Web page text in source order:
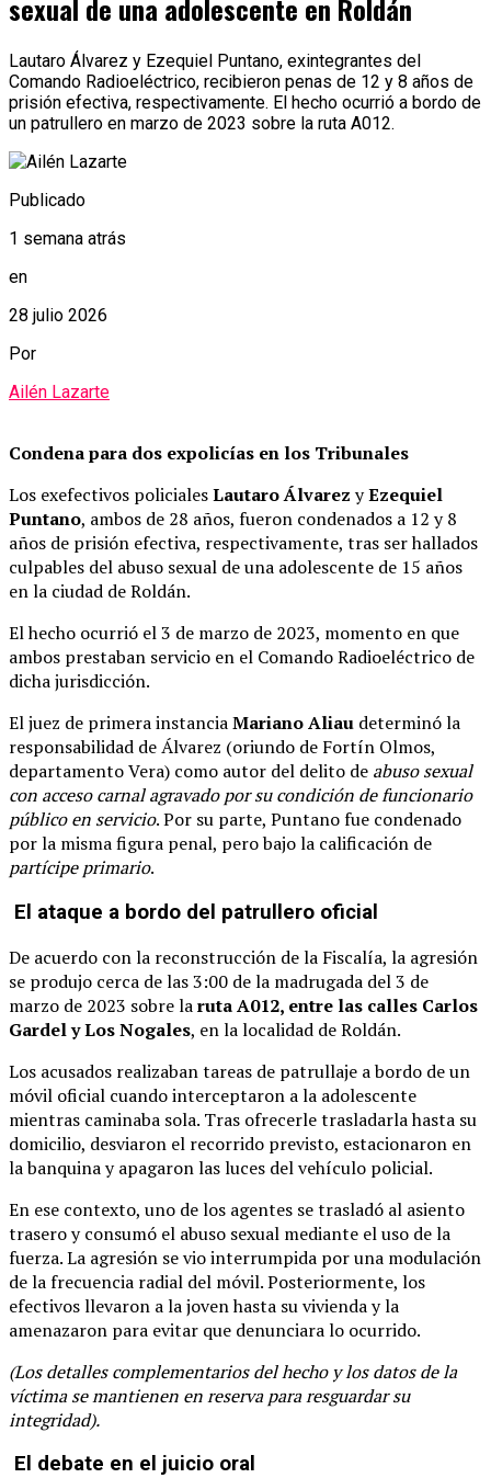
sexual de una adolescente en Roldán
Lautaro Álvarez y Ezequiel Puntano, exintegrantes del
Comando Radioeléctrico, recibieron penas de 12 y 8 años de
prisión efectiva, respectivamente. El hecho ocurrió a bordo de
un patrullero en marzo de 2023 sobre la ruta A012.
Publicado
1 semana atrás
en
28 julio 2026
Por
Ailén Lazarte
Condena para dos expolicías en los Tribunales
Los exefectivos policialesLautaro Álvarez yEzequiel
Puntano, ambos de 28 años, fueron condenados a 12 y 8
años de prisión efectiva, respectivamente, tras ser hallados
culpables del abuso sexual de una adolescente de 15 años
en la ciudad de Roldán.
El hecho ocurrió el 3 de marzo de 2023, momento en que
ambos prestaban servicio en el Comando Radioeléctrico de
dicha jurisdicción.
El juez de primera instanciaMariano Aliau determinó la
responsabilidad de Álvarez (oriundo de Fortín Olmos,
departamento Vera) como autor del delito de abuso sexual
con acceso carnal agravado por su condición de funcionario
público en servicio. Por su parte, Puntano fue condenado
por la misma figura penal, pero bajo la calificación de
partícipe primario.
El ataque a bordo del patrullero oficial
De acuerdo con la reconstrucción de la Fiscalía, la agresión
se produjo cerca de las 3:00 de la madrugada del 3 de
marzo de 2023 sobre laruta A012, entre las calles Carlos
Gardel y Los Nogales, en la localidad de Roldán.
Los acusados realizaban tareas de patrullaje a bordo de un
móvil oficial cuando interceptaron a la adolescente
mientras caminaba sola. Tras ofrecerle trasladarla hasta su
domicilio, desviaron el recorrido previsto, estacionaron en
la banquina y apagaron las luces del vehículo policial.
En ese contexto, uno de los agentes se trasladó al asiento
trasero y consumó el abuso sexual mediante el uso de la
fuerza. La agresión se vio interrumpida por una modulación
de la frecuencia radial del móvil. Posteriormente, los
efectivos llevaron a la joven hasta su vivienda y la
amenazaron para evitar que denunciara lo ocurrido.
(Los detalles complementarios del hecho y los datos de la
víctima se mantienen en reserva para resguardar su
integridad).
El debate en el juicio oral